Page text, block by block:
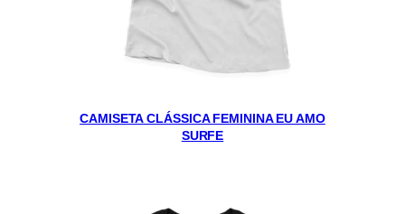
CAMISETA CLÁSSICA FEMININA EU AMO
SURFE